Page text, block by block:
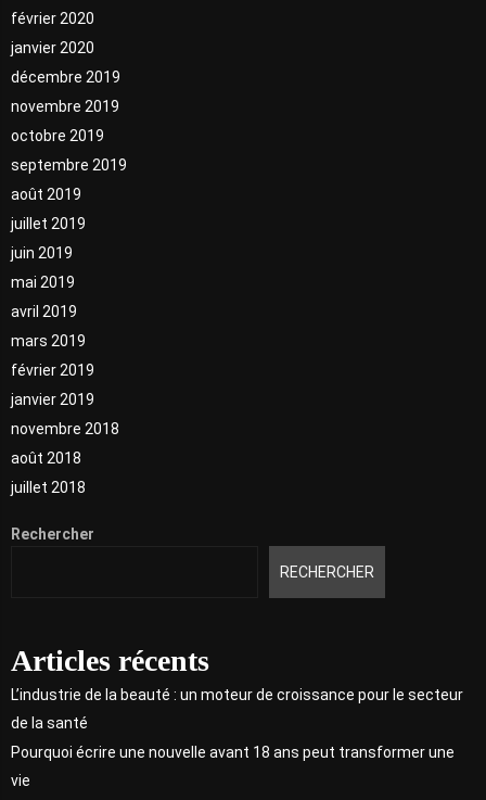
février 2020
janvier 2020
décembre 2019
novembre 2019
octobre 2019
septembre 2019
août 2019
juillet 2019
juin 2019
mai 2019
avril 2019
mars 2019
février 2019
janvier 2019
novembre 2018
août 2018
juillet 2018
Rechercher
RECHERCHER
Articles récents
L’industrie de la beauté : un moteur de croissance pour le secteur
de la santé
Pourquoi écrire une nouvelle avant 18 ans peut transformer une
vie